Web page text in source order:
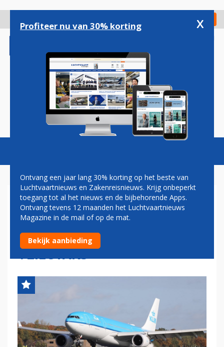
gaan
Check in
Magazine Podcasts Vacatures
NEDERLANDSE
LUCHTVAARTSECTOR
KRITISCH OP VERHOGEN
VLIEGTAKS
Profiteer nu van 30% korting x
Ontvang een jaar lang 30% korting op het beste van
Luchtvaartnieuws en Zakenreisnieuws. Krijg onbeperkt
toegang tot al het nieuws en de bijbehorende Apps.
Ontvang tevens 12 maanden het Luchtvaartnieuws
Magazine in de mail of op de mat.
Bekijk aanbieding